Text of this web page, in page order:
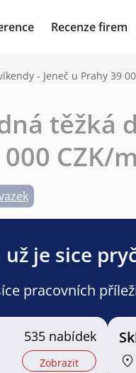
Recenze firem
- Jeneč u Prahy 39
těžká
CZK/
je sice
pracovních
535 nabídek
Zobrazit